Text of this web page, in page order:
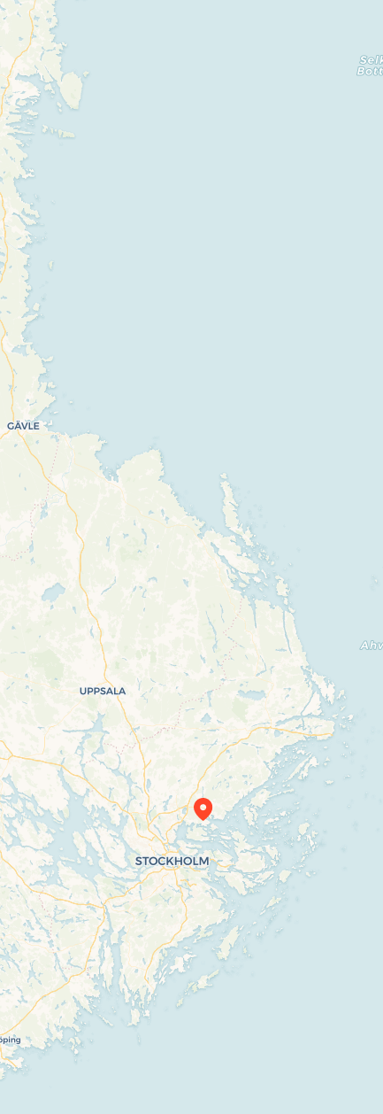
Travelers’ Map is loading…
If you see this after your page is loaded completely, leafletJS files are missing.